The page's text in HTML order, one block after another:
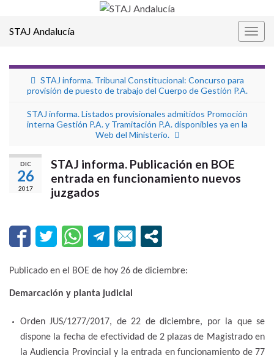
STAJ Andalucía
STAJ informa. Tribunal Constitucional: Concurso para
provisión de puesto de trabajo del Cuerpo de Gestión P.A.
STAJ informa. Listados provisionales admitidos Promoción
interna Gestión P.A. y Tramitación P.A. disponibles ya en la
Web del Ministerio.
DIC
26
2017
STAJ informa. Publicación en BOE
entrada en funcionamiento nuevos
juzgados
Publicado en el BOE de hoy 26 de diciembre:
Demarcación y planta judicial
Orden JUS/1277/2017, de 22 de diciembre, por la que se
dispone la fecha de efectividad de 2 plazas de Magistrado en
la Audiencia Provincial y la entrada en funcionamiento de 77